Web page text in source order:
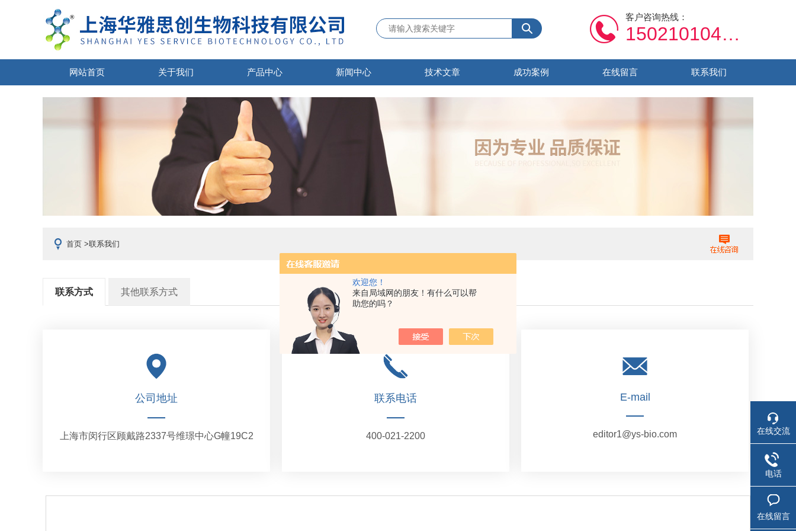
欢迎您！
来自局域网的朋友！有什么可以帮
助您的吗？
客户咨询热线：
15021010459
网站首页 关于我们 产品中心 新闻中心 技术文章 成功案例 在线留言 联系我们
首页 >联系我们
联系方式 其他联系方式
公司地址
上海市闵行区顾戴路2337号维璟中心G幢19C2
联系电话
400-021-2200
E-mail
editor1@ys-bio.com 在线交流
电话
在线留言